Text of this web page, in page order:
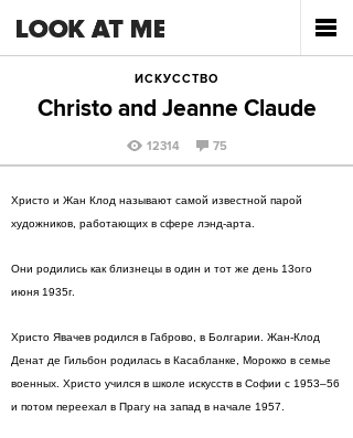
ИСКУССТВО
Christo and Jeanne Claude
12314 75
Христо и Жан Клод называют самой известной парой
художников, работающих в сфере лэнд-арта.
Они родились как близнецы в один и тот же день 13ого
июня 1935г.
Христо Явачев родился в Габрово, в Болгарии. Жан-Клод
Денат де Гильбон родилась в Касабланке, Морокко в семье
военных. Христо учился в школе искусств в Софии с 1953–56
и потом переехал в Прагу на запад в начале 1957.